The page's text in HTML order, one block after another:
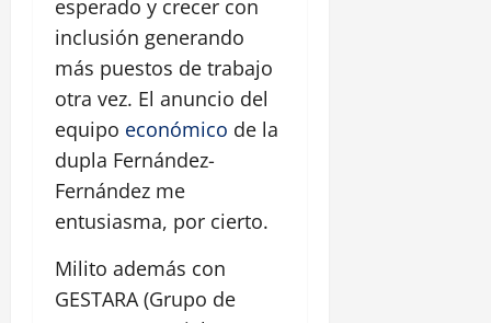
esperado y crecer con
inclusión generando
más puestos de trabajo
otra vez. El anuncio del
equipo económico de la
dupla Fernández-
Fernández me
entusiasma, por cierto.
Milito además con
GESTARA (Grupo de